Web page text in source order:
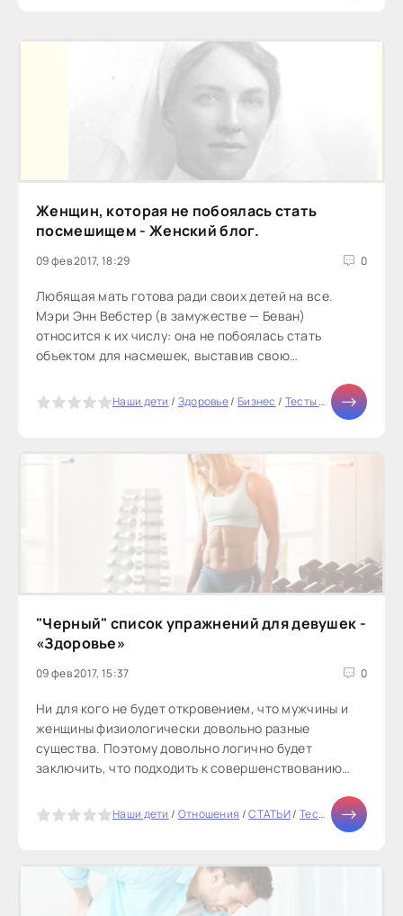
Женщин, которая не побоялась стать
посмешищем - Женский блог.
09 фев 2017, 18:29 0
Любящая мать готова ради своих детей на все.
Мэри Энн Вебстер (в замужестве — Беван)
относится к их числу: она не побоялась стать
объектом для насмешек, выставив свою
Наши дети / Здоровье/ Бизнес / Тесты онлайн /
"Черный" список упражнений для девушек -
«Здоровье»
09 фев 2017, 15:37 0
Ни для кого не будет откровением, что мужчины и
женщины физиологически довольно разные
существа. Поэтому довольно логично будет
заключить, что подходить к совершенствованию
Наши дети / Отношения /СТАТЬИ/ Тесты онлайн